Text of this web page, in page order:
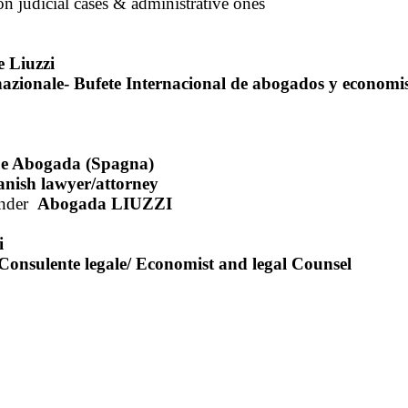
Liuzzi
Bufete Internacional de abogados y
Abogada (Spagna)
lawyer/attorney
Abogada LIUZZI
legale/ Economist and legal Counsel